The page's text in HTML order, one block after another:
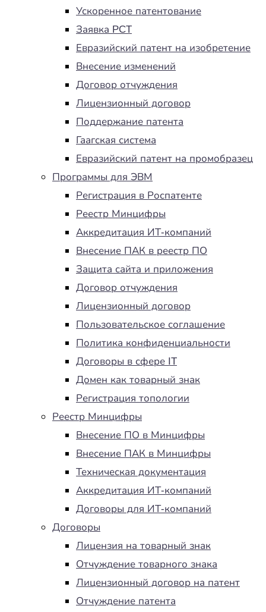
Ускоренное патентование
Заявка PCT
Евразийский патент на изобретение
Внесение изменений
Договор отчуждения
Лицензионный договор
Поддержание патента
Гаагская система
Евразийский патент на промобразец
Программы для ЭВМ
Регистрация в Роспатенте
Реестр Минцифры
Аккредитация ИТ-компаний
Внесение ПАК в реестр ПО
Защита сайта и приложения
Договор отчуждения
Лицензионный договор
Пользовательское соглашение
Политика конфиденциальности
Договоры в сфере IT
Домен как товарный знак
Регистрация топологии
Реестр Минцифры
Внесение ПО в Минцифры
Внесение ПАК в Минцифры
Техническая документация
Аккредитация ИТ-компаний
Договоры для ИТ-компаний
Договоры
Лицензия на товарный знак
Отчуждение товарного знака
Лицензионный договор на патент
Отчуждение патента